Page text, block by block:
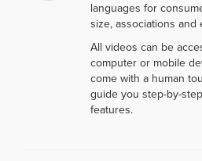
languages for
size, associations and
All videos can be
computer or mobile
come with a human
guide you step-by-
features.